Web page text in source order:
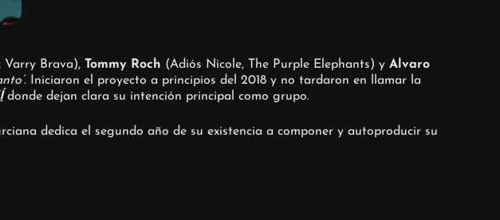
Brava), Tommy Roch (Adiós Nicole, The Purple Elephants) y Alvaro
. Iniciaron el proyecto a principios del 2018 y no tardaron en llamar la
donde dejan clara su intención principal como grupo.
dedica el segundo año de su existencia a componer y autoproducir su